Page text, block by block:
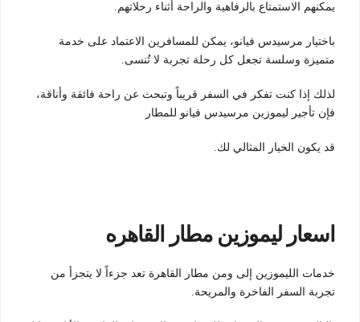
يمكنهم الاستمتاع بالرفاهية والراحة أثناء رحلاتهم.
باختيار مرسيدس فيانو، يمكن للمسافرين الاعتماد على خدمة
متميزة وسلسة تجعل كل رحلة تجربة لا تُنسى.
لذلك إذا كنت تفكر في السفر قريباً وتبحث عن راحة فائقة وأناقة،
فإن تأجير ليموزين مرسيدس فيانو للمطار
قد يكون الخيار المثالي لك.
اسعار ليموزين مطار القاهره
خدمات الليموزين إلى ومن مطار القاهرة تعد جزءاً لا يتجزأ من
تجربة السفر الفاخرة والمريحة.